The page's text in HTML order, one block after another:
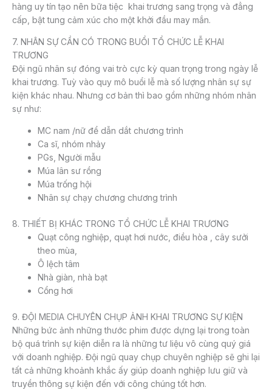
hàng uy tín tạo nên bữa tiệc khai trương sang trọng và đẳng
cấp, bật tung cảm xúc cho một khởi đầu may mắn.
7. NHÂN SỰ CẦN CÓ TRONG BUỔI TỔ CHỨC LỄ KHAI
TRƯƠNG
Đội ngũ nhân sự đóng vai trò cực kỳ quan trọng trong ngày lễ
khai trương. Tuỳ vào quy mô buổi lễ mà số lượng nhân sự sự
kiện khác nhau. Nhưng cơ bản thì bao gồm những nhóm nhân
sự như:
MC nam /nữ để dẫn dắt chương trình
Ca sĩ, nhóm nhảy
PGs, Người mẫu
Múa lân sư rồng
Múa trống hội
Nhân sự chạy chương chương trình
8. THIẾT BỊ KHÁC TRONG TỔ CHỨC LỄ KHAI TRƯƠNG
Quạt công nghiệp, quạt hơi nước, điều hòa , cây sưởi
theo mùa,
Ô lệch tâm
Nhà giàn, nhà bạt
Cổng hơi
9. ĐỘI MEDIA CHUYÊN CHỤP ẢNH KHAI TRƯƠNG SỰ KIỆN
Những bức ảnh những thước phim được dựng lại trong toàn
bộ quá trình sự kiện diễn ra là những tư liệu vô cùng quý giá
với doanh nghiệp. Đội ngũ quay chụp chuyên nghiệp sẽ ghi lại
tất cả những khoảnh khắc ấy giúp doanh nghiệp lưu giữ và
truyền thông sự kiện đến với công chúng tốt hơn.